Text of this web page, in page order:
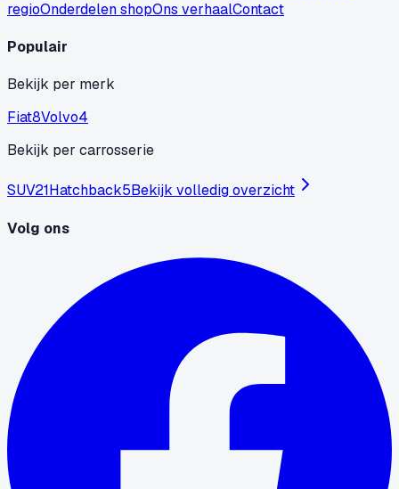
regioOnderdelen shopOns verhaalContact
Populair
Bekijk per merk
Fiat8Volvo4
Bekijk per carrosserie
SUV21Hatchback5Bekijk volledig overzicht
Volg ons